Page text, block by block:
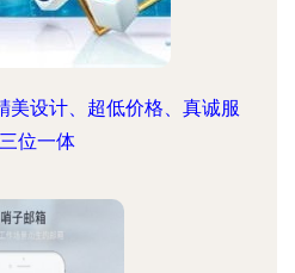
美设计、超低价格、真诚服
位一体